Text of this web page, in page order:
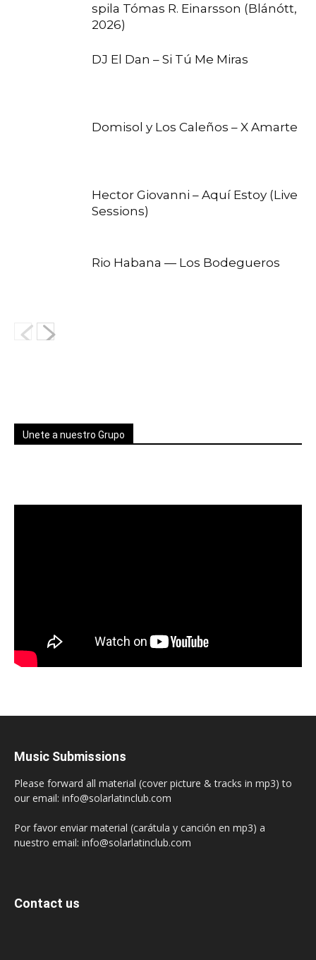
spila Tómas R. Einarsson (Blánótt,
2026)
DJ El Dan – Si Tú Me Miras
Domisol y Los Caleños – X Amarte
Hector Giovanni – Aquí Estoy (Live
Sessions)
Rio Habana — Los Bodegueros
Unete a nuestro Grupo
Music Submissions
Please forward all material (cover picture & tracks in mp3) to
our email: info@solarlatinclub.com
Por favor enviar material (carátula y canción en mp3) a
nuestro email: info@solarlatinclub.com
Contact us